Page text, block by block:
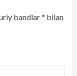
bandlar* bilan